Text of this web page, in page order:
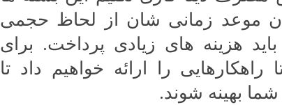
موعد زمانی شان از لحاظ حجمی
هزینه های زیادی پرداخت. برای
را ارائه خواهیم داد تا
شما بهینه شوند.